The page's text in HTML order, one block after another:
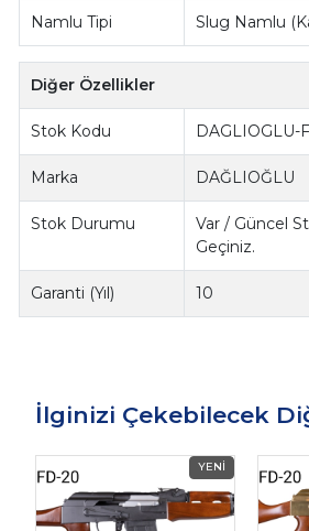
Namlu Tipi Slug Namlu
Diğer Özellikler
Stok Kodu DAGLIOGLU-
Marka DAĞLIOĞLU
Stok Durumu
Var / Güncel
Geçiniz.
Garanti (Yıl) 10
İlginizi Çekebilecek